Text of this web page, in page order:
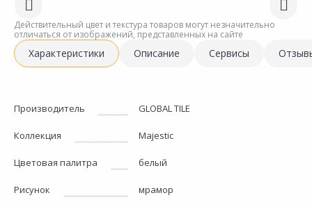
Действительный цвет и текстура товаров могут незначительно
отличаться от изображений, представленных на сайте
Характеристики Описание Сервисы
Производитель GLOBAL TILE
Коллекция Majestic
Цветовая палитра белый
Рисунок мрамор